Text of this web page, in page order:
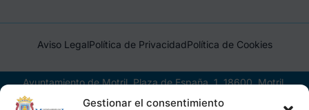
Gestionar el consentimiento
Aviso LegalPolítica de PrivacidadPolítica de Cookies
Ayuntamiento de Motril, Plaza de España, 1, 18600, Motril,
(Granada), CIF: P1814200J, DIR3: L01181400